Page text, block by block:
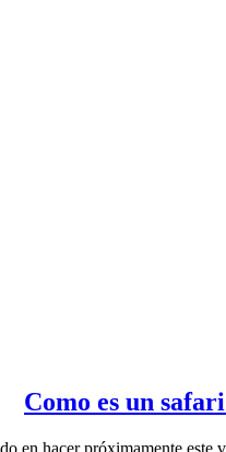
Como es un
en hacer próximamente este